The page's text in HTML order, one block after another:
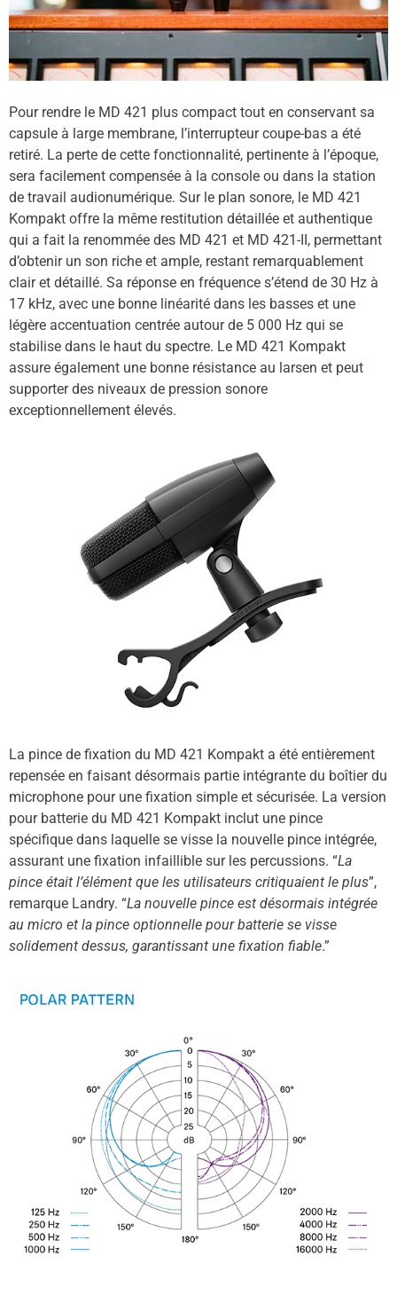
Pour rendre le MD 421 plus compact tout en conservant sa
capsule à large membrane, l’interrupteur coupe-bas a été
retiré. La perte de cette fonctionnalité, pertinente à l’époque,
sera facilement compensée à la console ou dans la station
de travail audionumérique. Sur le plan sonore, le MD 421
Kompakt offre la même restitution détaillée et authentique
qui a fait la renommée des MD 421 et MD 421-II, permettant
d’obtenir un son riche et ample, restant remarquablement
clair et détaillé. Sa réponse en fréquence s’étend de 30 Hz à
17 kHz, avec une bonne linéarité dans les basses et une
légère accentuation centrée autour de 5 000 Hz qui se
stabilise dans le haut du spectre. Le MD 421 Kompakt
assure également une bonne résistance au larsen et peut
supporter des niveaux de pression sonore
exceptionnellement élevés.
La pince de fixation du MD 421 Kompakt a été entièrement
repensée en faisant désormais partie intégrante du boîtier du
microphone pour une fixation simple et sécurisée. La version
pour batterie du MD 421 Kompakt inclut une pince
spécifique dans laquelle se visse la nouvelle pince intégrée,
assurant une fixation infaillible sur les percussions. “La
pince était l’élément que les utilisateurs critiquaient le plus”,
remarque Landry. “La nouvelle pince est désormais intégrée
au micro et la pince optionnelle pour batterie se visse
solidement dessus, garantissant une fixation fiable.”